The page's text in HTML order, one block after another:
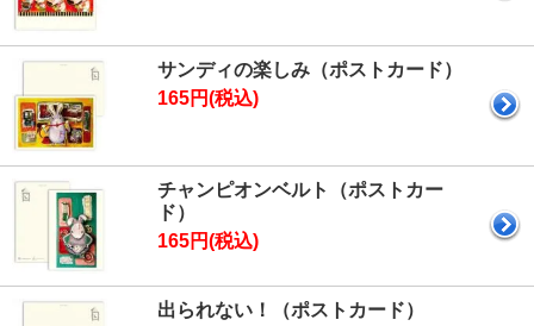
サンディの楽しみ（ポストカード）
165円(税込)
チャンピオンベルト（ポストカー
ド）
165円(税込)
出られない！（ポストカード）